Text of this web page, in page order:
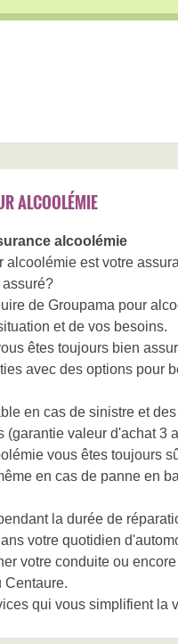
ALCOOLÉMIE
alcoolémie
alcoolémie est votre
assuré?
de Groupama pour
et de vos besoins.
êtes toujours bien
avec des options pour
en cas de sinistre et
(garantie valeur d'achat
vous êtes toujours
en cas de panne en
la durée de
votre quotidien
votre conduite ou
Centaure.
qui vous simplifient la